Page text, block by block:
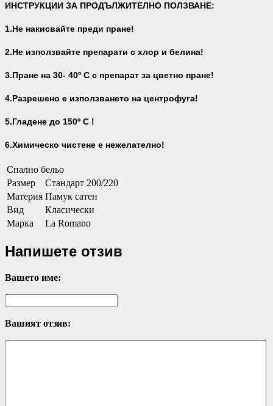
ИНСТРУКЦИИ ЗА ПРОДЪЛЖИТЕЛНО ПОЛЗВАНЕ:
1.Не накисвайте преди пране!
2.Не използвайте препарати с хлор и белина!
3.Пране на 30- 40º С с препарат за цветно пране!
4.Разрешено е използването на центрофуга!
5.Гладене до 150º С !
6.Химическо чистене е нежелателно!
Спално бельо
Размер
Стандарт 200/220
Материя Памук сатен
Вид
Класически
Марка
La Romano
Напишете отзив
Вашето име:
Вашият отзив: